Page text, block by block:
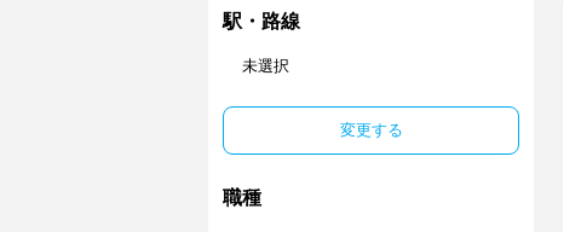
駅・路線
未選択
変更する
職種